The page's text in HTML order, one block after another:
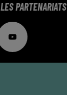
LES PARTENARIATS